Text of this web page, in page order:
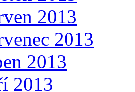
2013
2013
2013
2013